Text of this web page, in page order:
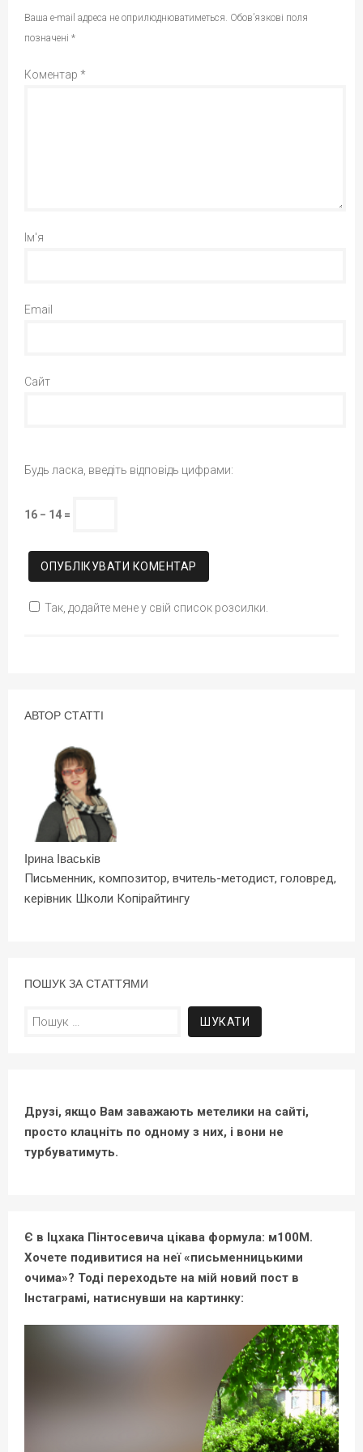
Ваша e-mail адреса не оприлюднюватиметься. Обов’язкові поля
позначені *
Коментар *
Ім'я
Email
Сайт
Будь ласка, введіть відповідь цифрами:
16 − 14 =
Так, додайте мене у свій список розсилки.
АВТОР СТАТТІ
Ірина Іваськів
Письменник, композитор, вчитель-методист, головред,
керівник Школи Копірайтингу
ПОШУК ЗА СТАТТЯМИ
Пошук:
Друзі, якщо Вам заважають метелики на сайті,
просто клацніть по одному з них, і вони не
турбуватимуть.
Є в Іцхака Пінтосевича цікава формула: м100М.
Хочете подивитися на неї «письменницькими
очима»? Тоді переходьте на мій новий пост в
Інстаграмі, натиснувши на картинку: